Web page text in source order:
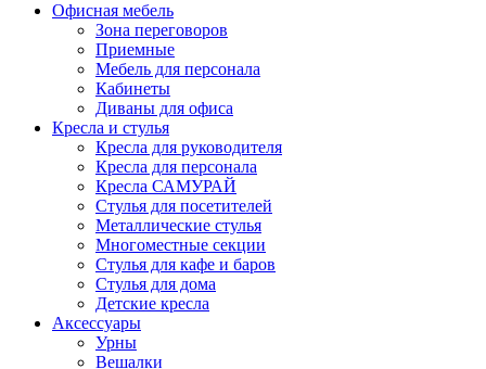
Офисная мебель
Зона переговоров
Приемные
Мебель для персонала
Кабинеты
Диваны для офиса
Кресла и стулья
Кресла для руководителя
Кресла для персонала
Кресла САМУРАЙ
Стулья для посетителей
Металлические стулья
Многоместные секции
Стулья для кафе и баров
Стулья для дома
Детские кресла
Аксессуары
Урны
Вешалки